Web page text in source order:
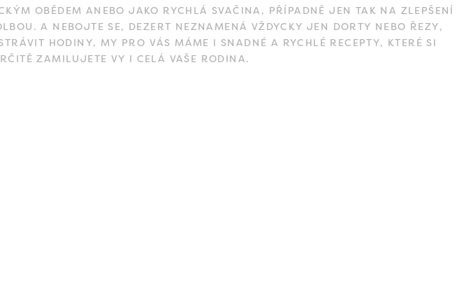
OBĚDEM ANEBO JAKO RYCHLÁ SVAČINA, PŘÍPADNĚ JEN TAK NA ZLEPŠENÍ
A NEBOJTE SE, DEZERT NEZNAMENÁ VŽDYCKY JEN DORTY NEBO ŘEZY,
HODINY. MY PRO VÁS MÁME I SNADNÉ A RYCHLÉ RECEPTY, KTERÉ SI
ZAMILUJETE VY I CELÁ VAŠE RODINA.